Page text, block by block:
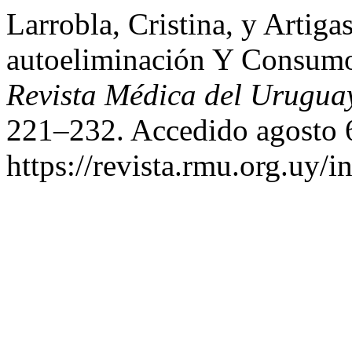
Larrobla, Cristina, y
autoeliminación Y
Revista Médica del
221–232. Accedido agosto
https://revista.rmu.org.uy/